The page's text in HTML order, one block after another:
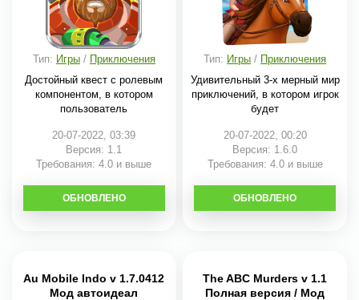
Тип: Игры/ Приключения
Достойный квест с ролевым
компонентом, в котором
пользователь
20-07-2022, 03:39
Версия: 1.1
Требования: 4.0 и выше
СКАЧАТЬ
ОБНОВЛЕНО
Тип: Игры / Приключения
Удивительный 3-х мерный мир
приключений, в котором игрок
будет
20-07-2022, 00:20
Версия: 1.6.0
Требования: 4.0 и выше
СКАЧАТЬ
ОБНОВЛЕНО
Au Mobile Indo v 1.7.0412
Мод автоидеал
The ABC Murders v 1.1
Полная версия / Мод